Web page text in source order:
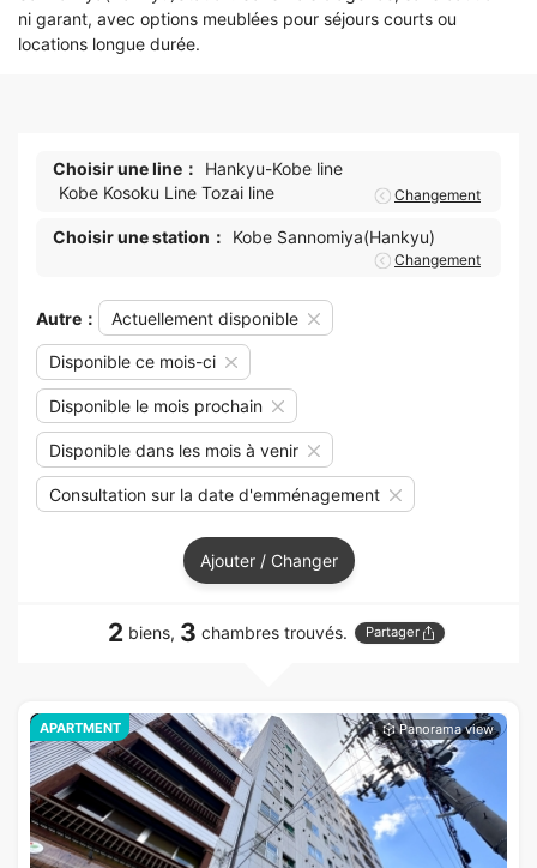
ni garant, avec options meublées pour séjours courts ou
locations longue durée.
Choisir une line：
Hankyu-Kobe line
Kobe Kosoku Line Tozai line
Changement
Choisir une station： Kobe Sannomiya(Hankyu)
Changement
Autre： Actuellement disponible
Disponible ce mois-ci
Disponible le mois prochain
Disponible dans les mois à venir
Consultation sur la date d'emménagement
Ajouter / Changer
2 biens, 3 chambres trouvés. Partager
APARTMENT